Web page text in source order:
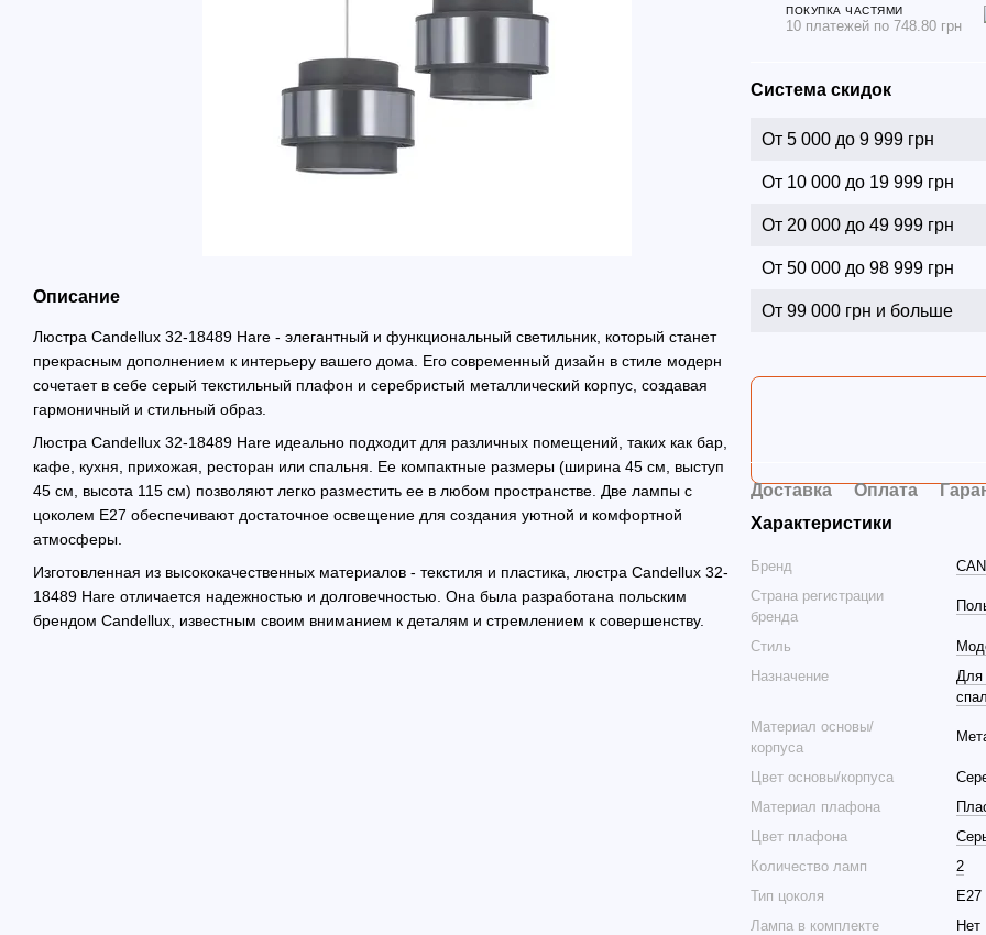
Описание
Люстра Candellux 32-18489 Hare - элегантный и функциональный светильник, который станет
прекрасным дополнением к интерьеру вашего дома. Его современный дизайн в стиле модерн
сочетает в себе серый текстильный плафон и серебристый металлический корпус, создавая
гармоничный и стильный образ.
Люстра Candellux 32-18489 Hare идеально подходит для различных помещений, таких как бар,
кафе, кухня, прихожая, ресторан или спальня. Ее компактные размеры (ширина 45 см, выступ
45 см, высота 115 см) позволяют легко разместить ее в любом пространстве. Две лампы с
цоколем E27 обеспечивают достаточное освещение для создания уютной и комфортной
атмосферы.
Изготовленная из высококачественных материалов - текстиля и пластика, люстра Candellux 32-
18489 Hare отличается надежностью и долговечностью. Она была разработана польским
брендом Candellux, известным своим вниманием к деталям и стремлением к совершенству.
ПОКУПКА ЧАСТЯМИ
10 платежей по 748.80 грн
Система скидок
От 5 000 до 9 999 грн
От 10 000 до 19 999 грн
От 20 000 до 49 999 грн
От 50 000 до 98 999 грн
От 99 000 грн и больше
Доставка Оплата
Характеристики
Бренд
Страна регистрации
бренда
Стиль
Назначение
Для
Материал основы/
корпуса
Цвет основы/корпуса
Материал плафона
Цвет плафона
Количество ламп
2
Тип цоколя
E27
Лампа в комплекте
Нет